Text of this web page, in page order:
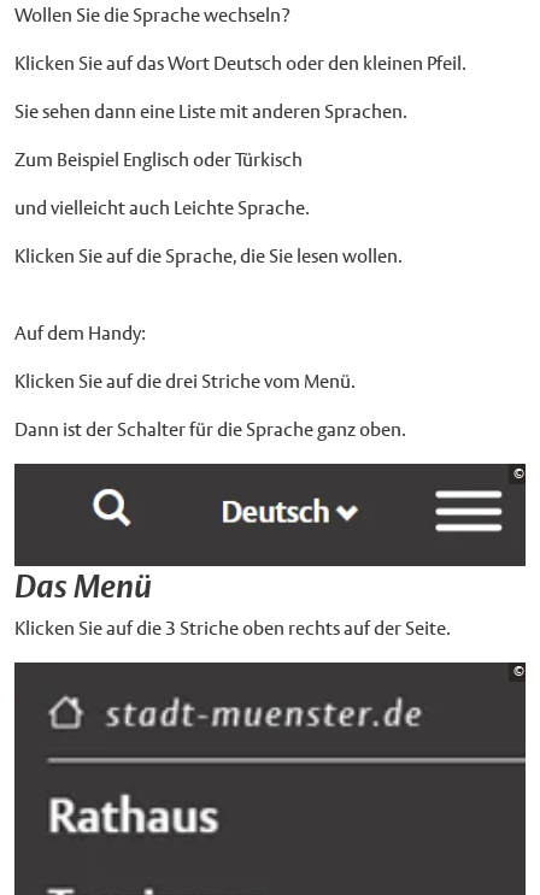
Wollen Sie die Sprache wechseln?
Klicken Sie auf das Wort Deutsch oder den kleinen Pfeil.
Sie sehen dann eine Liste mit anderen Sprachen.
Zum Beispiel Englisch oder Türkisch
und vielleicht auch Leichte Sprache.
Klicken Sie auf die Sprache, die Sie lesen wollen.
Auf dem Handy:
Klicken Sie auf die drei Striche vom Menü.
Dann ist der Schalter für die Sprache ganz oben.
©
Das Menü
Klicken Sie auf die 3 Striche oben rechts auf der Seite.
©